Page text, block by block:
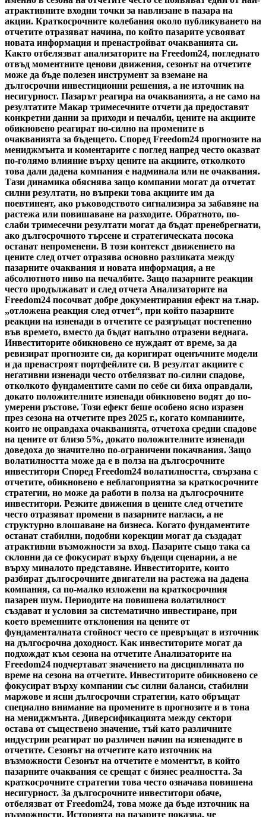
атрактивните входни точки за навлизане в пазара на
акции. Краткосрочните колебания около публикуването на
отчетите отразяват начина, по който пазарите усвояват
новата информация и пренастройват очакванията си.
Както отбелязват анализаторите на Freedom24, погледнато
отвъд моментните ценови движения, сезонът на отчетите
може да бъде полезен инструмент за вземане на
дългосрочни инвестиционни решения, а не източник на
несигурност. Пазарът реагира на очакванията, а не само на
резултатите Макар тримесечните отчети да предоставят
конкретни данни за приходи и печалби, цените на акциите
обикновено реагират по-силно на промените в
очакванията за бъдещето. Според Freedom24 прогнозите на
мениджмънта и коментарите с поглед напред често оказват
по-голямо влияние върху цените на акциите, отколкото
това дали дадена компания е надминала или не очаквания.
Тази динамика обяснява защо компании могат да отчетат
силни резултати, но въпреки това акциите им да
поевтинеят, ако ръководството сигнализира за забавяне на
растежа или повишаване на разходите. Обратното, по-
слаби тримесечни резултати могат да бъдат пренебрегнати,
ако дългосрочното търсене и стратегическата посока
останат непроменени. В този контекст движението на
цените след отчет отразява основно разликата между
пазарните очаквания и новата информация, а не
абсолютното ниво на печалбите. Защо пазарните реакции
често продължават и след отчета Анализаторите на
Freedom24 посочват добре документирания ефект на т.нар.
„отложена реакция след отчет“, при който пазарните
реакции на изненади в отчетите се разгръщат постепенно
във времето, вместо да бъдат напълно отразени веднага.
Инвеститорите обикновено се нуждаят от време, за да
ревизират прогнозите си, да коригират оценъчните модели
и да пренастроят портфейлите си. В резултат акциите с
негативни изненади често отбелязват по-силни спадове,
отколкото фундаментите сами по себе си биха оправдали,
докато положителните изненади обикновено водят до по-
умерени ръстове. Този ефект беше особено ясно изразен
през сезона на отчетите през 2025 г., когато компаниите,
които не оправдаха очакванията, отчетоха средни спадове
на цените от близо 5%, докато положителните изненади
доведоха до значително по-ограничени покачвания. Защо
волатилността може да е в полза на дългосрочните
инвеститори Според Freedom24 волатилността, свързана с
отчетите, обикновено е неблагоприятна за краткосрочните
стратегии, но може да работи в полза на дългосрочните
инвеститори. Резките движения в цените след отчетите
често отразяват промени в пазарните нагласи, а не
структурно влошаване на бизнеса. Когато фундаментите
останат стабилни, подобни корекции могат да създадат
атрактивни възможности за вход. Пазарите също така са
склонни да се фокусират върху бъдещи сценарии, а не
върху миналото представяне. Инвеститорите, които
разбират дългосрочните двигатели на растежа на дадена
компания, са по-малко изложени на краткосрочния
пазарен шум. Периодите на повишена волатилност
създават и условия за систематично инвестиране, при
което временните отклонения на цените от
фундаменталната стойност често се превръщат в източник
на дългосрочна доходност. Как инвеститорите могат да
подхождат към сезона на отчетите Анализаторите на
Freedom24 подчертават значението на дисциплината по
време на сезона на отчетите. Инвеститорите обикновено се
фокусират върху компании със силни баланси, стабилни
маржове и ясни дългосрочни стратегии, като обръщат
специално внимание на промените в прогнозите и в тона
на мениджмънта. Диверсификацията между сектори
остава от съществено значение, тъй като различните
индустрии реагират по различен начин на изненадите в
отчетите. Сезонът на отчетите като източник на
възможности Сезонът на отчетите е моментът, в който
пазарните очаквания се срещат с бизнес реалността. За
краткосрочните стратегии това често означава повишена
несигурност. За дългосрочните инвеститори обаче,
отбелязват от Freedom24, това може да бъде източник на
възможности. Историята на пазарите показва, че